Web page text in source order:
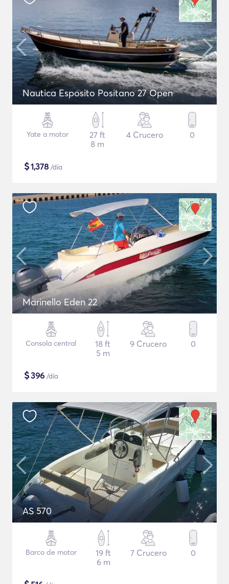
Nautica Esposito Positano 27 Open
Yate a motor
27 ft
8 m
4 Crucero 0
$1,378 /día
Marinello Eden 22
Consola central
18 ft
5 m
9 Crucero 0
$396 /día
AS 570
Barco de motor
19 ft
6 m
7 Crucero 0